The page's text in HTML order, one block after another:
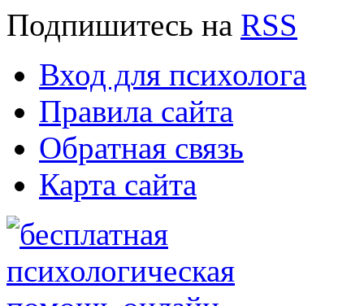
Подпишитесь на RSS
Вход для психолога
Правила сайта
Обратная связь
Карта сайта